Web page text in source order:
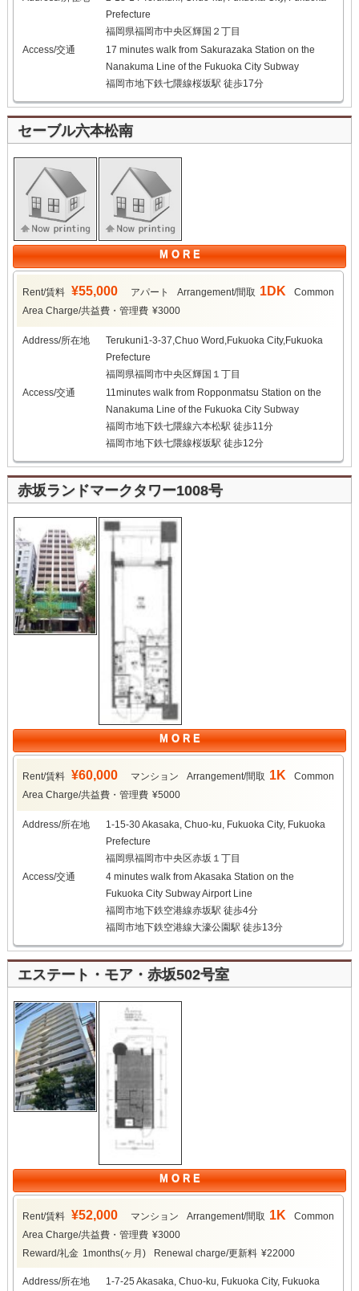
Prefecture
福岡県福岡市中央区輝国２丁目
Access/交通
17 minutes walk from Sakurazaka Station on the
Nanakuma Line of the Fukuoka City Subway
福岡市地下鉄七隈線桜坂駅 徒歩17分
セーブル六本松南
M O R E
Rent/賃料 ¥55,000 アパート Arrangement/間取 1DK
Common
Area Charge/共益費・管理費 ¥3000
Address/所在地
Terukuni1-3-37,Chuo Word,Fukuoka City,Fukuoka
Prefecture
福岡県福岡市中央区輝国１丁目
Access/交通
11minutes walk from Ropponmatsu Station on the
Nanakuma Line of the Fukuoka City Subway
福岡市地下鉄七隈線六本松駅 徒歩11分
福岡市地下鉄七隈線桜坂駅 徒歩12分
赤坂ランドマークタワー1008号
M O R E
Rent/賃料 ¥60,000 マンション Arrangement/間取 1K
Common
Area Charge/共益費・管理費 ¥5000
Address/所在地
1-15-30 Akasaka, Chuo-ku, Fukuoka City, Fukuoka
Prefecture
福岡県福岡市中央区赤坂１丁目
Access/交通
4 minutes walk from Akasaka Station on the
Fukuoka City Subway Airport Line
福岡市地下鉄空港線赤坂駅 徒歩4分
福岡市地下鉄空港線大濠公園駅 徒歩13分
エステート・モア・赤坂502号室
M O R E
Rent/賃料 ¥52,000 マンション Arrangement/間取 1K
Common
Area Charge/共益費・管理費 ¥3000
Reward/礼金 1months(ヶ月) Renewal charge/更新料 ¥22000
Address/所在地
1-7-25 Akasaka, Chuo-ku, Fukuoka City, Fukuoka